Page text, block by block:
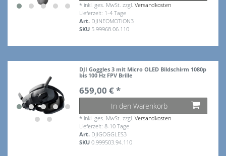
* inkl. ges. MwSt. zzgl.Versandkosten
Lieferzeit: 1-4 Tage
Art. DJINEOMOTION3
SKU 5.99968.06.110
DJI Goggles 3 mit Micro OLED Bildschirm 1080p
bis 100 Hz FPV Brille
659,00 € *
In den Warenkorb
* inkl. ges. MwSt. zzgl.Versandkosten
Lieferzeit: 8-10 Tage
Art. DJIGOGGLES3
SKU0.999503.94.110